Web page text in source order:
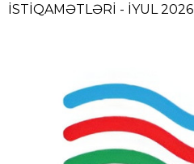
İSTİQAMƏTLƏRİ - İYUL 2026